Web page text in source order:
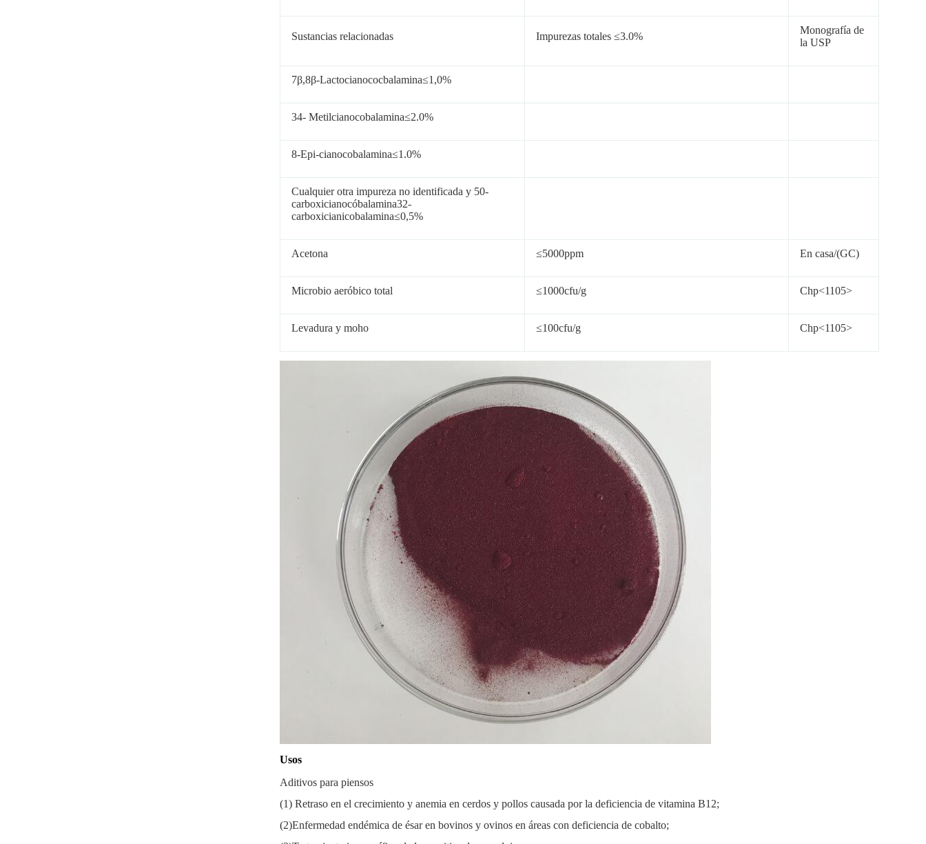
Sustancias relacionadas Impurezas totales ≤3.0%
Monografía de
la USP
7β,8β-Lactocianococbalamina≤1,0%
34- Metilcianocobalamina≤2.0%
8-Epi-cianocobalamina≤1.0%
Cualquier otra impureza no identificada y 50-
carboxicianocóbalamina32-
carboxicianicobalamina≤0,5%
Acetona ≤5000ppm En casa/(GC)
Microbio aeróbico total ≤1000cfu/g Chp<1105>
Levadura y moho ≤100cfu/g Chp<1105>
Usos
Aditivos para piensos
(1) Retraso en el crecimiento y anemia en cerdos y pollos causada por la deficiencia de vitamina B12;
(2)Enfermedad endémica de ésar en bovinos y ovinos en áreas con deficiencia de cobalto;